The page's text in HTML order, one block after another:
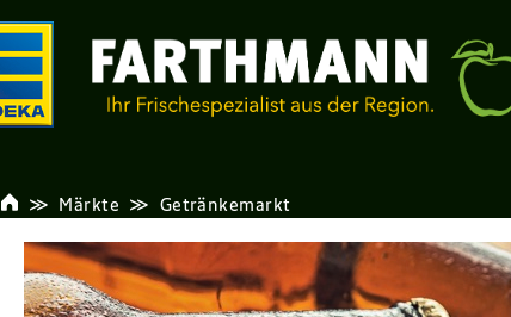
Märkte Getränkemarkt